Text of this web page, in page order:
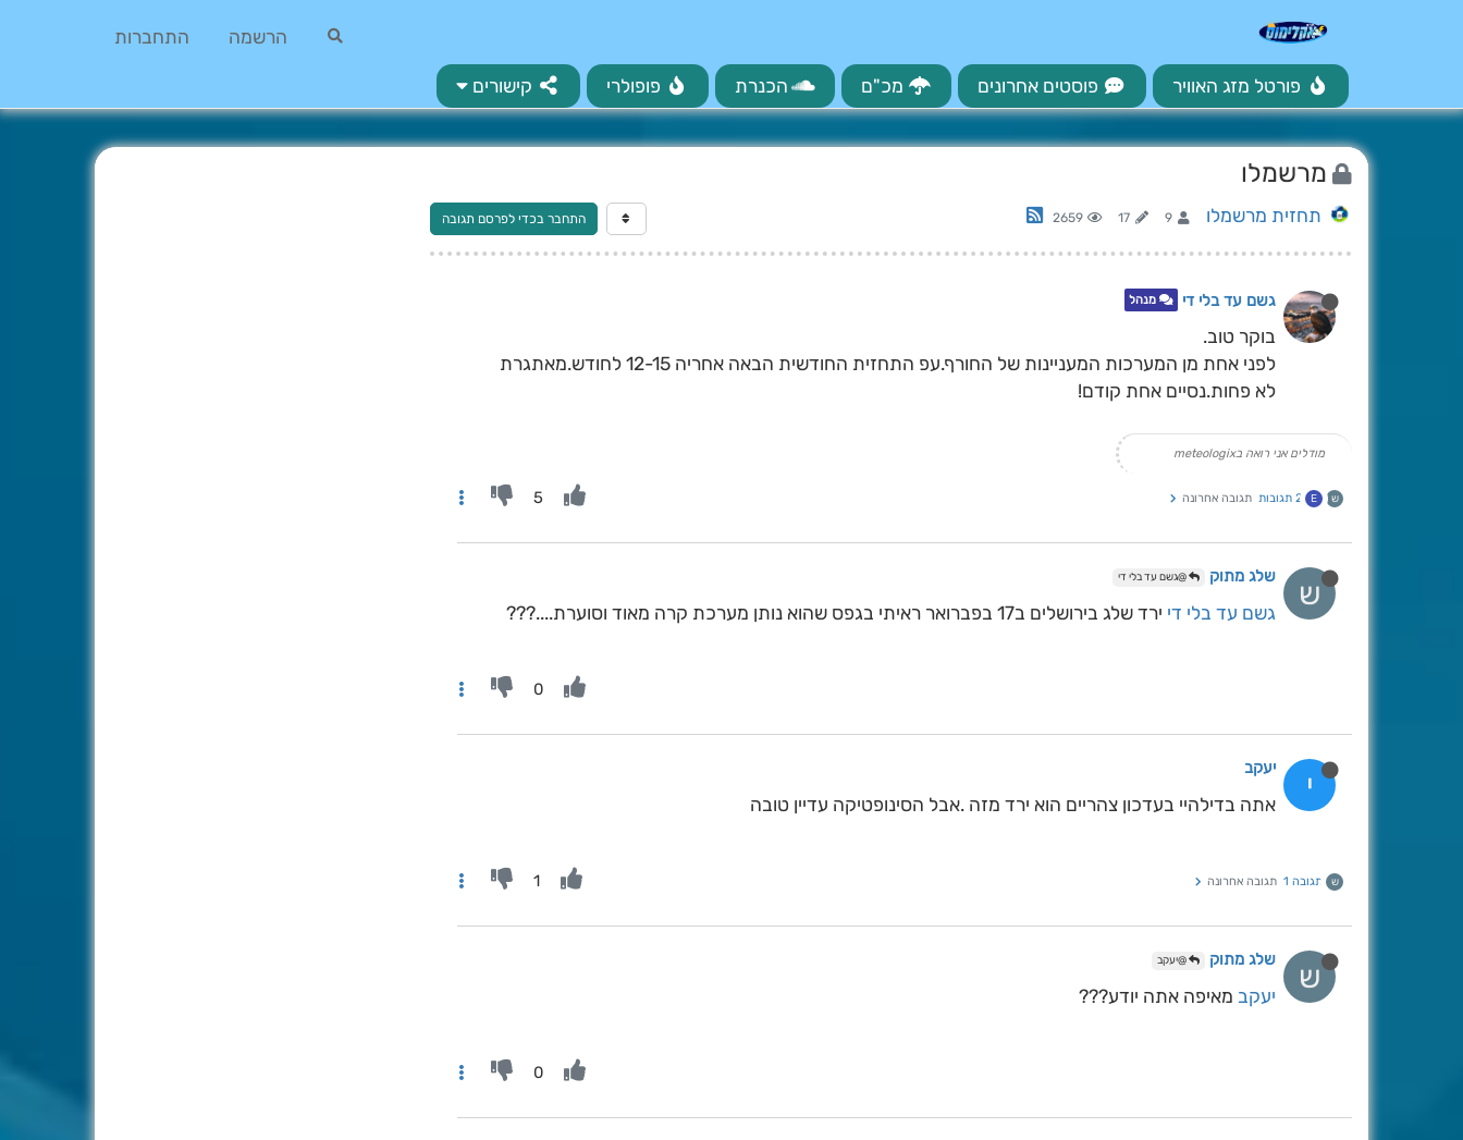
הרשמה התחברות
פורטל מזג האוויר פוסטים אחרונים מכ"ם הכנרת פופולרי קישורים
מרשמלו
תחזית מרשמלו 9
17
2659 התחבר בכדי לפרסם תגובה
גשם עד בלי די מנהל
בוקר טוב.
לפני אחת מן המערכות המעניינות של החורף.עפ התחזית החודשית הבאה אחריה 12-15 לחודש.מאתגרת
לא פחות.נסיים אחת קודם!
מודלים אני רואה בmeteologix
ש E 2 תגובות תגובה אחרונה 5
ש שלג מתוק @גשם עד בלי די
גשם עד בלי די ירד שלג בירושלים ב17 בפברואר ראיתי בגפס שהוא נותן מערכת קרה מאוד וסוערת....???
0
י יעקב
אתה בדילהיי בעדכון צהריים הוא ירד מזה .אבל הסינופטיקה עדיין טובה
ש תגובה 1 תגובה אחרונה 1
ש שלג מתוק @יעקב
יעקב מאיפה אתה יודע???
0